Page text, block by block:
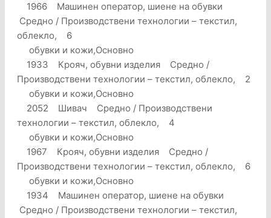
1966 Машинен оператор, шиене на обувки
Средно / Производствени технологии – текстил,
облекло, 6
обувки и кожи,Основно
1933 Крояч, обувни изделия Средно /
Производствени технологии – текстил, облекло, 2
обувки и кожи,Основно
2052 Шивач Средно / Производствени
технологии – текстил, облекло, 4
обувки и кожи,Основно
1967 Крояч, обувни изделия Средно /
Производствени технологии – текстил, облекло, 6
обувки и кожи,Основно
1934 Машинен оператор, шиене на обувки
Средно / Производствени технологии – текстил,